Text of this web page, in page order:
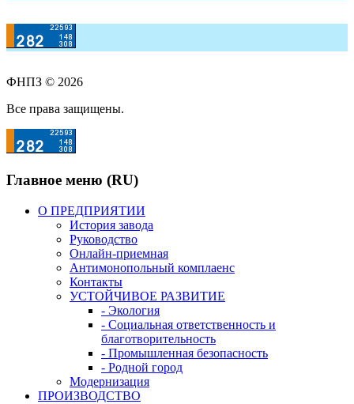
ФНПЗ © 2026
Все права защищены.
Главное меню (RU)
О ПРЕДПРИЯТИИ
История завода
Руководство
Онлайн-приемная
Антимонопольный комплаенс
Контакты
УСТОЙЧИВОЕ РАЗВИТИЕ
- Экология
- Социальная ответственность и
благотворительность
- Промышленная безопасность
- Родной город
Модернизация
ПРОИЗВОДСТВО